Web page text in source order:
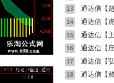
13 通达信【
14 通达信【
15 通达信【
16 通达信【
17 通达信【
18 通达信【